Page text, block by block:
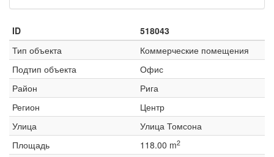
ID
518043
Тип объекта
Коммерческие помещения
Подтип объекта
Офис
Район
Рига
Регион
Центр
Улица
Улица Томсона
Площадь
118.00 m2